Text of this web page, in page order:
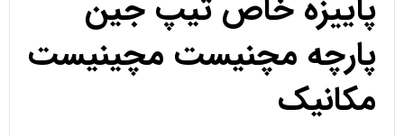
پاییزه خاص تیپ جین
پارچه مچنیست مچینیست
مکانیک